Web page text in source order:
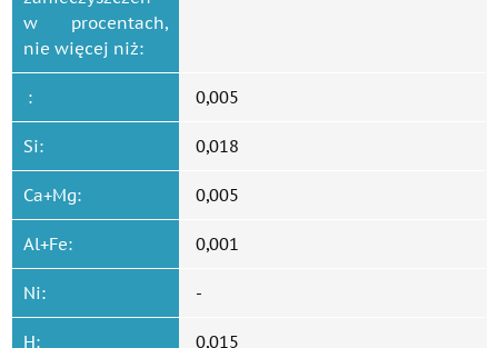
w procentach,
nie więcej niż:
: 0,005
Si: 0,018
Ca+Mg: 0,005
Al+Fe: 0,001
Ni: -
H: 0,015